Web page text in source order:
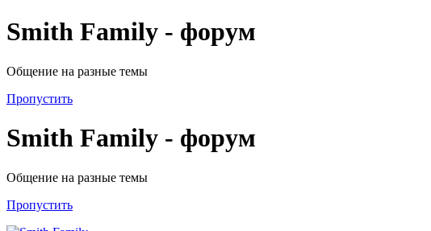
Smith Family - форум
Общение на разные темы
Пропустить
Smith Family - форум
Общение на разные темы
Пропустить